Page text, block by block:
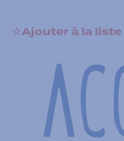
Ajouter à la liste